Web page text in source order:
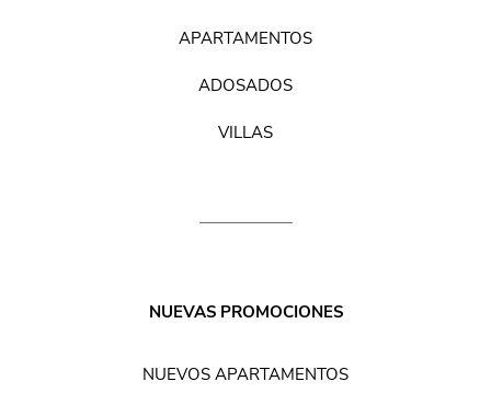
APARTAMENTOS
ADOSADOS
VILLAS
NUEVAS PROMOCIONES
NUEVOS APARTAMENTOS